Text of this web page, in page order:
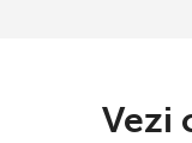
Vezi